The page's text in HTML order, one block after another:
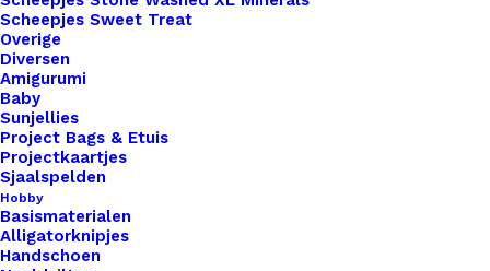
Scheepjes Sweet Treat
Overige
Diversen
Amigurumi
Baby
Sunjellies
Project Bags & Etuis
Projectkaartjes
Sjaalspelden
Hobby
Basismaterialen
Alligatorknipjes
Handschoen
Magneet
Retro
010
aantal
Toevoegen aan verlanglijst
Artikelnummer
Categorie